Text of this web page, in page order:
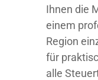
Ihnen die
einem
Region
für
alle